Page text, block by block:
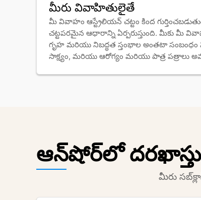
మీరు వివాహితులైతే
మీ వివాహం ఆస్ట్రేలియన్ చట్టం కింద
చట్టపరమైన ఆధారాన్ని ఏర్పరుస్తుంది. మీకు మీ
గృహ మరియు నిబద్ధత స్తంభాల అంతటా
సాక్ష్యం, మరియు ఆరోగ్యం మరియు పాత్ర పత్రాలు
ఆన్‌షోర్‌లో
మీరు సబ్‌క్లాస్ 820 కోసం దరఖాస్తు చేసిన తర్వాత, Department నిర్ణయించే వరకు మీ ఇమ్మిగ్రేషన్ స్థితి